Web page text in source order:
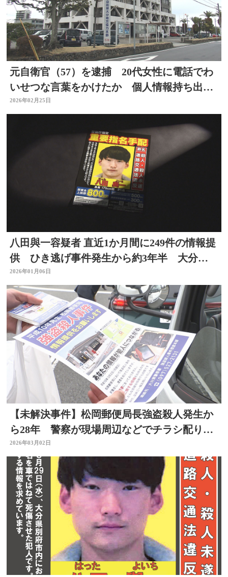
元自衛官（57）を逮捕 20代女性に電話でわ
いせつな言葉をかけたか 個人情報持ち出し
た疑い 大分
2026年02月25日
八田與一容疑者 直近1か月間に249件の情報提
供 ひき逃げ事件発生から約3年半 大分県
別府市
2026年01月06日
【未解決事件】松岡郵便局長強盗殺人発生か
ら28年 警察が現場周辺などでチラシ配り情
報提供求める 大分
2026年03月02日